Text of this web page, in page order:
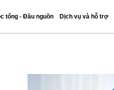
tổng - Đầu nguồn Dịch vụ và hỗ trợ